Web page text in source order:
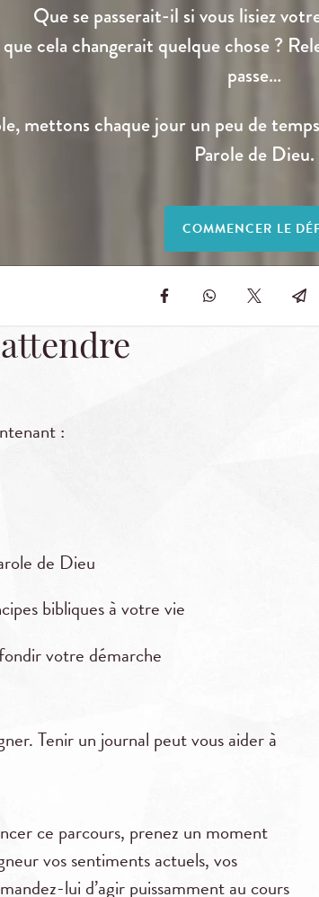
Que se passerait-il si vous lisiez
cela changerait quelque chose ?
passe…
mettons chaque jour un peu de
Parole de Dieu.
COMMENCER LE
:
de Dieu
bibliques à votre vie
votre démarche
Tenir un journal peut vous aider à
ce parcours, prenez un moment
vos sentiments actuels, vos
lui d’agir puissamment au cours